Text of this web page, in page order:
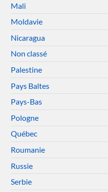
Mali
Moldavie
Nicaragua
Non classé
Palestine
Pays Baltes
Pays-Bas
Pologne
Québec
Roumanie
Russie
Serbie